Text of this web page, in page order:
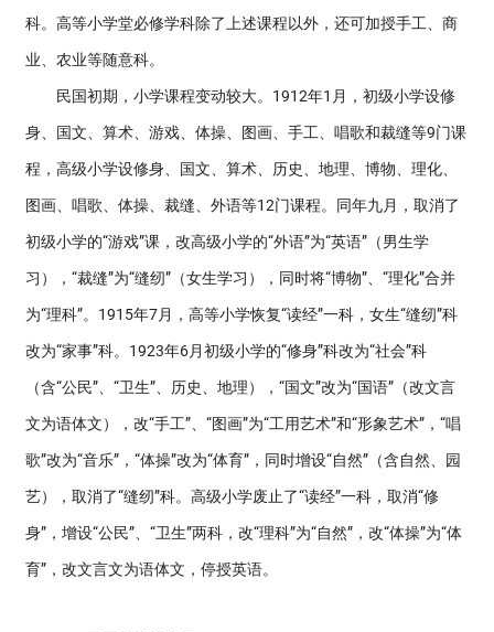
科。高等小学堂必修学科除了上述课程以外，还可加授手工、商
业、农业等随意科。
民国初期，小学课程变动较大。1912年1月，初级小学设修
身、国文、算术、游戏、体操、图画、手工、唱歌和裁缝等9门课
程，高级小学设修身、国文、算术、历史、地理、博物、理化、
图画、唱歌、体操、裁缝、外语等12门课程。同年九月，取消了
初级小学的“游戏”课，改高级小学的“外语”为“英语”（男生学
习），“裁缝”为“缝纫”（女生学习），同时将“博物”、“理化”合并
为“理科”。1915年7月，高等小学恢复“读经”一科，女生“缝纫”科
改为“家事”科。1923年6月初级小学的“修身”科改为“社会”科
（含“公民”、“卫生”、历史、地理），“国文”改为“国语”（改文言
文为语体文），改“手工”、“图画”为“工用艺术”和“形象艺术”，“唱
歌”改为“音乐”，“体操”改为“体育”，同时增设“自然”（含自然、园
艺），取消了“缝纫”科。高级小学废止了“读经”一科，取消“修
身”，增设“公民”、“卫生”两科，改“理科”为“自然”，改“体操”为“体
育”，改文言文为语体文，停授英语。